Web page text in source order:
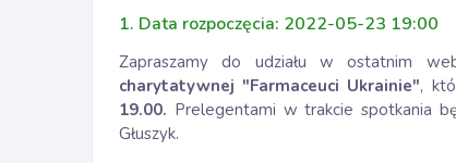
1. Data rozpoczęcia: 2022-05-23 19:00
Zapraszamy do udziału w ostatnim
charytatywnej "Farmaceuci Ukrainie",
19.00. Prelegentami w trakcie spotkania
Głuszyk.